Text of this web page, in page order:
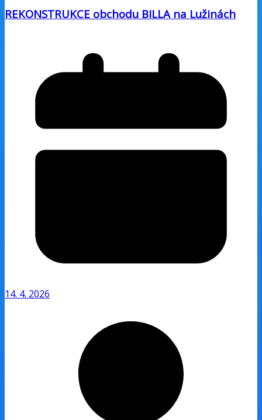
REKONSTRUKCE obchodu BILLA na Lužinách
14. 4. 2026